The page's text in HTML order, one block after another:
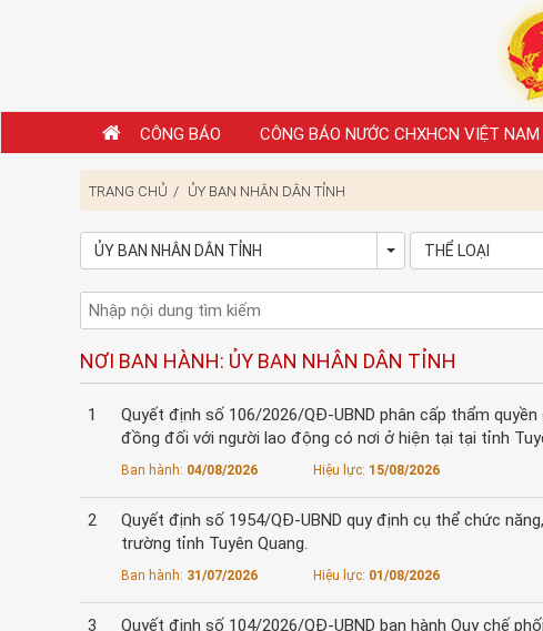
CÔNG BÁO CÔNG BÁO NƯỚC CHXHCN VIỆT NAM
TRANG CHỦ ỦY BAN NHÂN DÂN TỈNH
ỦY BAN NHÂN DÂN TỈNH Toggle Dropdown
THỂ LOẠI
NƠI BAN HÀNH: ỦY BAN NHÂN DÂN TỈNH
1
Quyết định số 106/2026/QĐ-UBND phân cấp thẩm
đồng đối với người lao động có nơi ở hiện tại tại tỉnh
Ban hành: 04/08/2026 Hiệu lực: 15/08/2026
2
Quyết định số 1954/QĐ-UBND quy định cụ thể chức
trường tỉnh Tuyên Quang.
Ban hành: 31/07/2026 Hiệu lực: 01/08/2026
3
Quyết định số 104/2026/QĐ-UBND ban hành Quy chế